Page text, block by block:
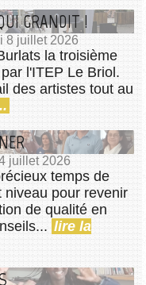
GRANDIT !
8 juillet 2026
la troisième
l'ITEP Le Briol.
des artistes tout au
juillet 2026
temps de
niveau pour revenir
de qualité en
lire la